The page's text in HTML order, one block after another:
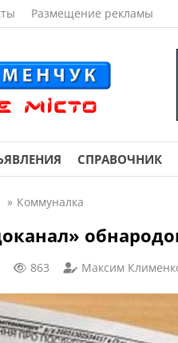
Размещение рекламы
СПРАВОЧНИК
» Коммуналка
863 Максим